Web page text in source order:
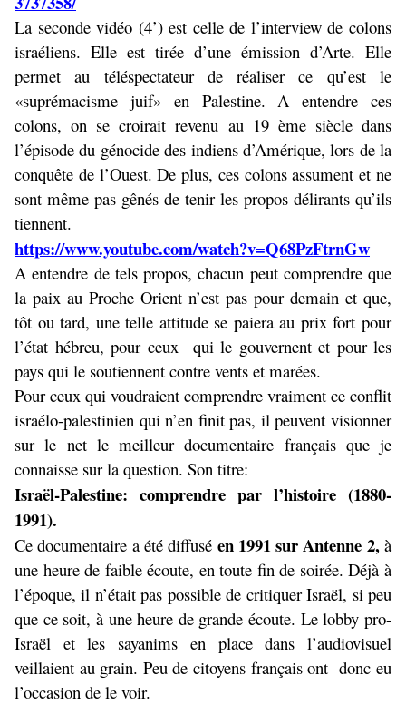
La seconde vidéo (4’) est celle de l’interview de colons
israéliens. Elle est tirée d’une émission d’Arte. Elle
permet au téléspectateur de réaliser ce qu’est le
«suprémacisme juif» en Palestine. A entendre ces
colons, on se croirait revenu au 19 ème siècle dans
l’épisode du génocide des indiens d’Amérique, lors de la
conquête de l’Ouest. De plus, ces colons assument et ne
sont même pas gênés de tenir les propos délirants qu’ils
tiennent.
https://www.youtube.com/watch?v=Q68PzFtrnGw
A entendre de tels propos, chacun peut comprendre que
la paix au Proche Orient n’est pas pour demain et que,
tôt ou tard, une telle attitude se paiera au prix fort pour
l’état hébreu, pour ceux qui le gouvernent et pour les
pays qui le soutiennent contre vents et marées.
Pour ceux qui voudraient comprendre vraiment ce conflit
israélo-palestinien qui n’en finit pas, il peuvent visionner
sur le net le meilleur documentaire français que je
connaisse sur la question. Son titre:
Israël-Palestine: comprendre par l’histoire (1880-
1991).
Ce documentaire a été diffusé en 1991 sur Antenne 2,à
une heure de faible écoute, en toute fin de soirée. Déjà à
l’époque, il n’était pas possible de critiquer Israël, si peu
que ce soit, à une heure de grande écoute. Le lobby pro-
Israël et les sayanims en place dans l’audiovisuel
veillaient au grain. Peu de citoyens français ont donc eu
l’occasion de le voir.